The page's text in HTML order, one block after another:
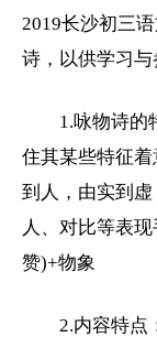
2019长沙初三
诗，以供学习与
1.咏物诗的特
住其某些特征
到人，由实到
人、对比等表
赞)+物象
2.内容特点：